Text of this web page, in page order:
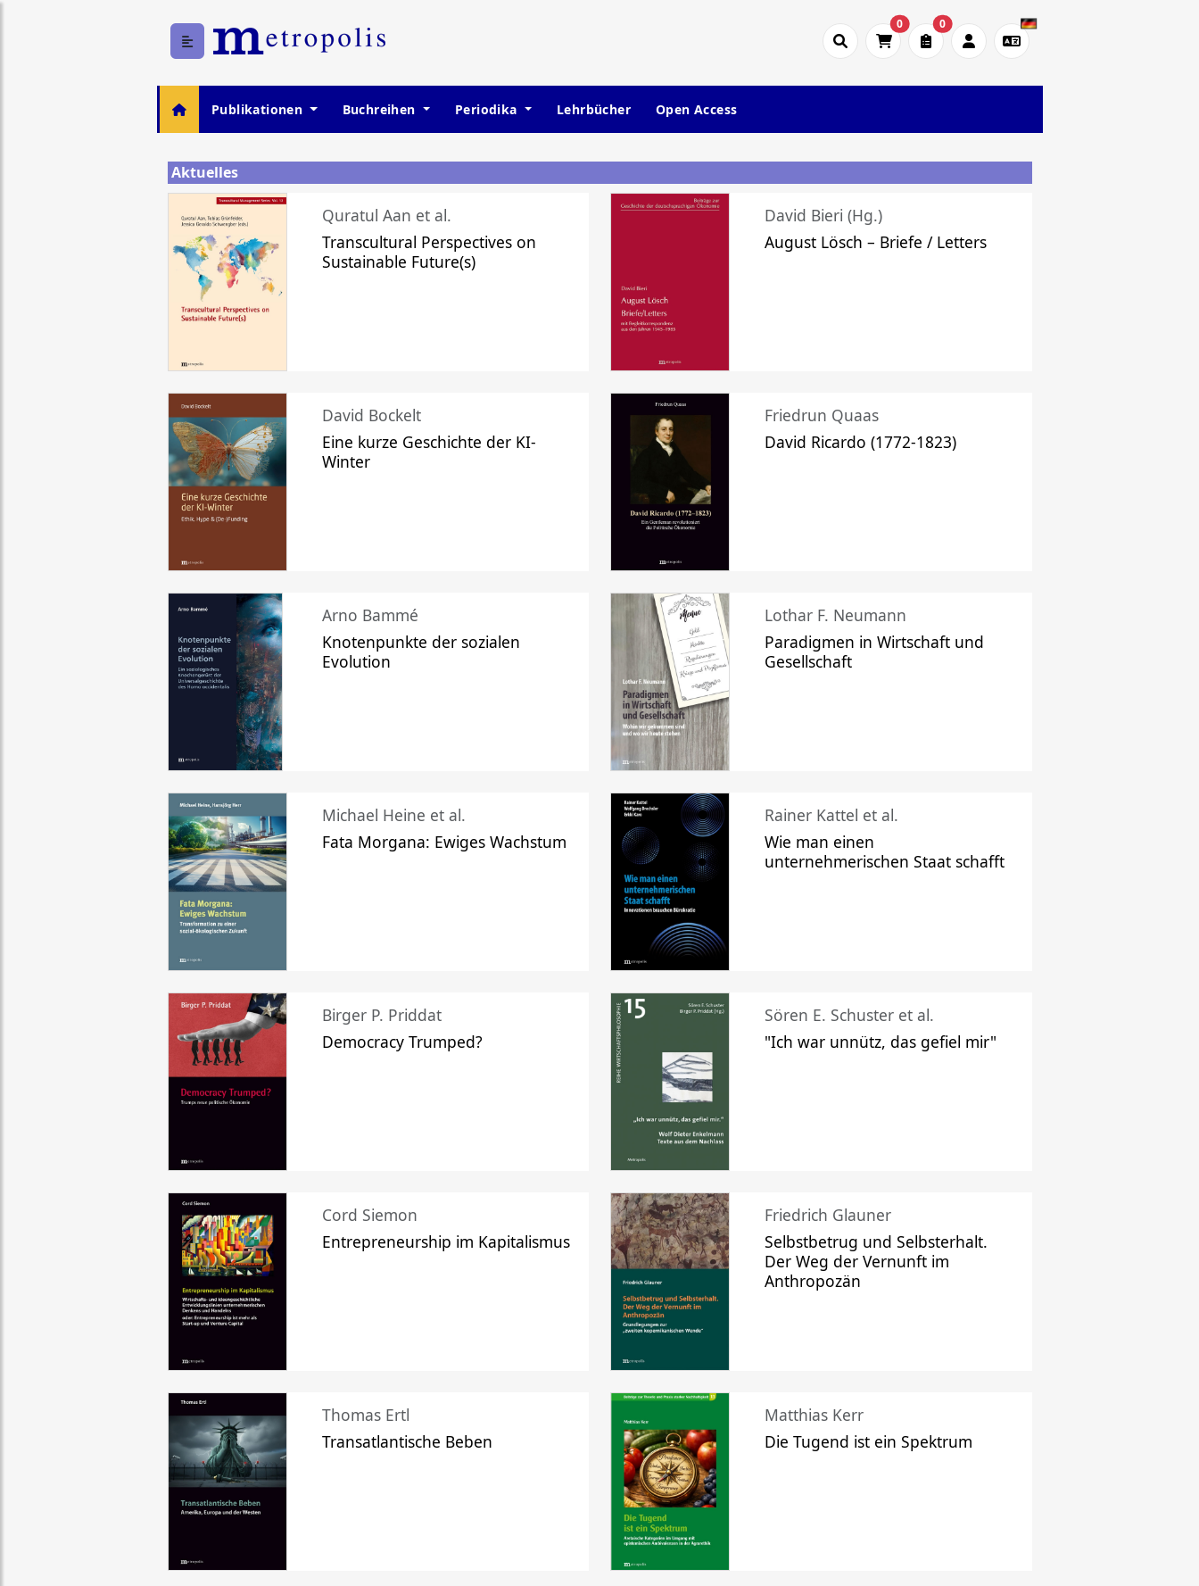
0 0
Publikationen Buchreihen Periodika Lehrbücher Open Access
Aktuelles
Quratul Aan et al.
Transcultural Perspectives on
Sustainable Future(s)
David Bieri (Hg.)
August Lösch – Briefe / Letters
David Bockelt
Eine kurze Geschichte der KI-
Winter
Friedrun Quaas
David Ricardo (1772-1823)
Arno Bammé
Knotenpunkte der sozialen
Evolution
Lothar F. Neumann
Paradigmen in Wirtschaft und
Gesellschaft
Michael Heine et al.
Fata Morgana: Ewiges Wachstum
Rainer Kattel et al.
Wie man einen
unternehmerischen Staat schafft
Birger P. Priddat
Democracy Trumped?
Sören E. Schuster et al.
"Ich war unnütz, das gefiel mir"
Cord Siemon
Entrepreneurship im Kapitalismus
Friedrich Glauner
Selbstbetrug und Selbsterhalt.
Der Weg der Vernunft im
Anthropozän
Thomas Ertl
Transatlantische Beben
Matthias Kerr
Die Tugend ist ein Spektrum